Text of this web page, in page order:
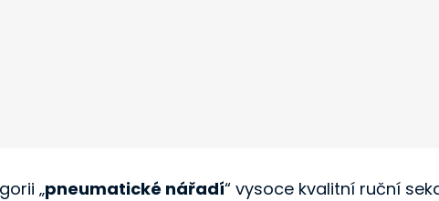
„pneumatické nářadí“ vysoce kvalitní ruční